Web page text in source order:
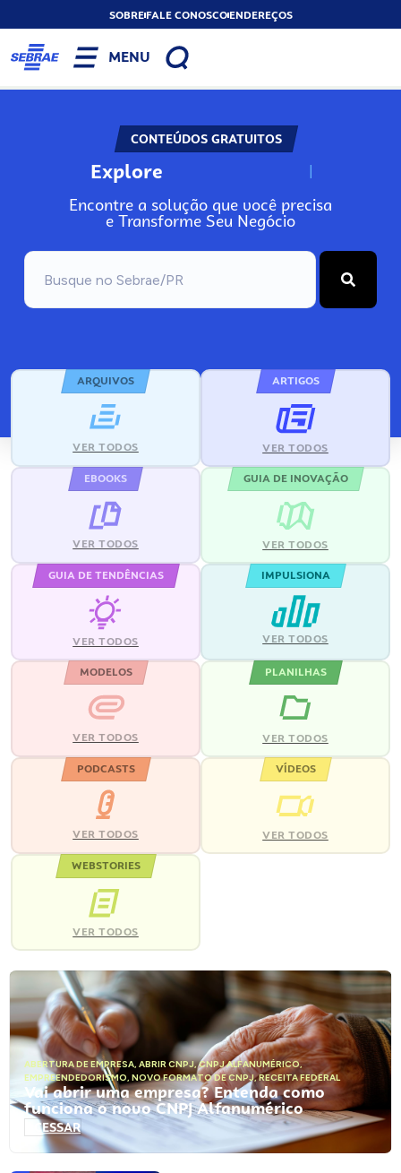
SOBREFALE CONOSCOENDEREÇOS
MENU
CONTEÚDOS GRATUITOS
Explore N
Encontre a solução que você precisa
e Transforme Seu Negócio
ARQUIVOS
VER TODOS
ARTIGOS
VER TODOS
EBOOKS
VER TODOS
GUIA DE INOVAÇÃO
VER TODOS
GUIA DE TENDÊNCIAS
VER TODOS
IMPULSIONA
VER TODOS
MODELOS
VER TODOS
PLANILHAS
VER TODOS
PODCASTS
VER TODOS
VÍDEOS
VER TODOS
WEBSTORIES
VER TODOS
ABERTURA DE EMPRESA, ABRIR CNPJ,CNPJ ALFANUMÉRICO,
EMPREENDEDORISMO, NOVO FORMATO DE CNPJ,RECEITA FEDERAL
Vai abrir uma empresa? Entenda como
funciona o novo CNPJ Alfanumérico
ACESSAR